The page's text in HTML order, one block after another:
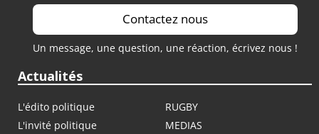
Contactez nous
Un message, une question, une réaction, écrivez nous !
Actualités
L'édito politique
RUGBY
L'invité politique
MEDIAS